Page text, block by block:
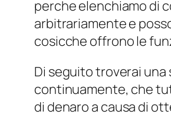
perche elenchiamo di
arbitrariamente e
cosicche offrono le
Di seguito troverai una
continuamente, che
di denaro a causa di